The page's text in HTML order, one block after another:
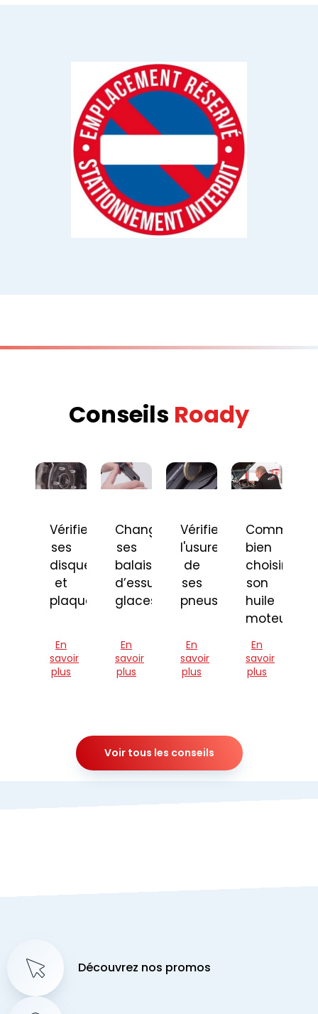
Conseils Roady
Vérifier
ses
disques
et
plaquettes
En
savoir
plus
Changer
ses
balais
d’essuie-
glaces
En
savoir
plus
Vérifier
l'usure
de
ses
pneus
En
savoir
plus
Comment
bien
choisir
son
huile
moteur
En
savoir
plus
Voir tous les conseils
Découvrez nos promos